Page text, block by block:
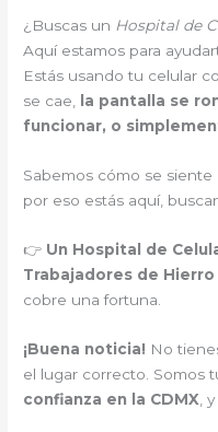
¿Buscas un Hospital de
Aquí estamos para
Estás usando tu celular
se cae, la pantalla se
funcionar, o
Sabemos cómo se
por eso estás aquí,
👉 Un Hospital de
Trabajadores de Hierro
cobre una fortuna.
¡Buena noticia! No
el lugar correcto. Somos
confianza en la CDMX ,